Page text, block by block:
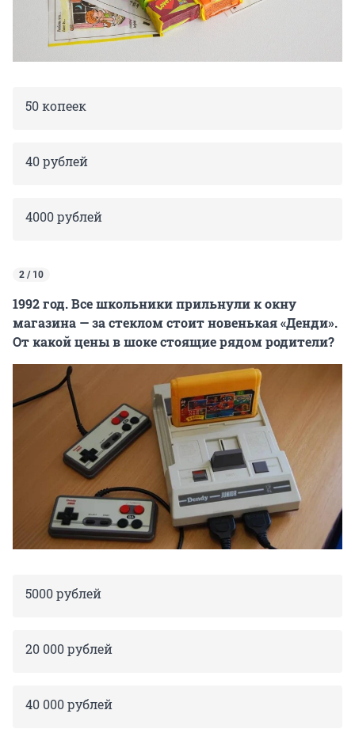
50 копеек
40 рублей
4000 рублей
2 / 10
1992 год. Все школьники прильнули к окну
магазина — за стеклом стоит новенькая «Денди».
От какой цены в шоке стоящие рядом родители?
5000 рублей
20 000 рублей
40 000 рублей